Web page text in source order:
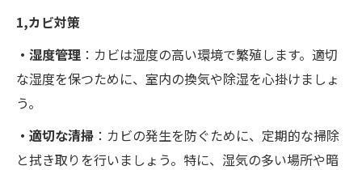
1,カビ対策
・湿度管理 ：カビは湿度の高い環境で繁殖します。適切
な湿度を保つために、室内の換気や除湿を心掛けましょ
う。
・適切な清掃 ：カビの発生を防ぐために、定期的な掃除
と拭き取りを行いましょう。特に、湿気の多い場所や暗